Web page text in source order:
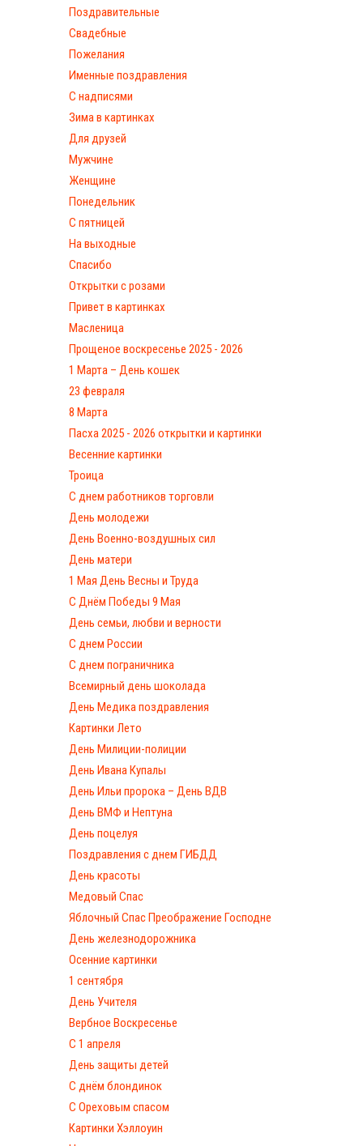
Поздравительные
Свадебные
Пожелания
Именные поздравления
С надписями
Зима в картинках
Для друзей
Мужчине
Женщине
Понедельник
С пятницей
На выходные
Спасибо
Открытки с розами
Привет в картинках
Масленица
Прощеное воскресенье 2025 - 2026
1 Марта – День кошек
23 февраля
8 Марта
Пасха 2025 - 2026 открытки и картинки
Весенние картинки
Троица
С днем работников торговли
День молодежи
День Военно-воздушных сил
День матери
1 Мая День Весны и Труда
С Днём Победы 9 Мая
День семьи, любви и верности
С днем России
С днем пограничника
Всемирный день шоколада
День Медика поздравления
Картинки Лето
День Милиции-полиции
День Ивана Купалы
День Ильи пророка – День ВДВ
День ВМФ и Нептуна
День поцелуя
Поздравления с днем ГИБДД
День красоты
Медовый Спас
Яблочный Спас Преображение Господне
День железнодорожника
Осенние картинки
1 сентября
День Учителя
Вербное Воскресенье
С 1 апреля
День защиты детей
С днём блондинок
С Ореховым спасом
Картинки Хэллоуин